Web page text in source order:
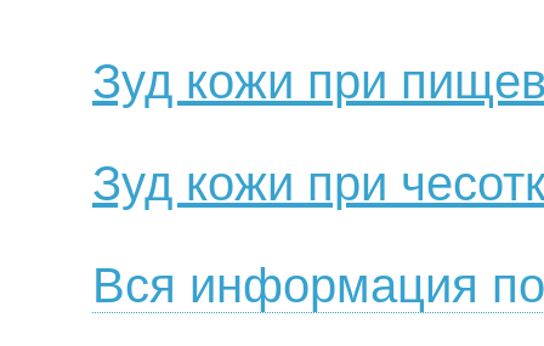
Зуд кожи при
Зуд кожи при
Вся информация